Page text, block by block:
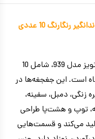
معرفی اسباب بازی نوزادی جغجغه دندانگیر رنگارنگ 10 عددی
مجموعه جغجغه‌های رنگارنگ هولی تویز مدل 939، شامل 10
جذاب برای نوزادان بالای 3 ماه است. این جغجغه‌ها در
زنگی، دمبل، سفینه،
توپ و هشت‌پا طراحی
می‌کند و قسمت‌هایی